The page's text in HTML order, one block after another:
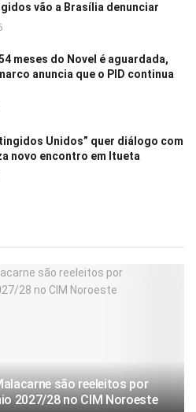
vão a Brasília denunciar
meses do Novel é aguardada,
anuncia que o PID continua
Unidos” quer diálogo com
novo encontro em Itueta
são reeleitos por
2027/28 no CIM Noroeste